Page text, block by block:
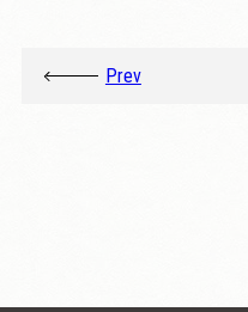
調達方針
Prev